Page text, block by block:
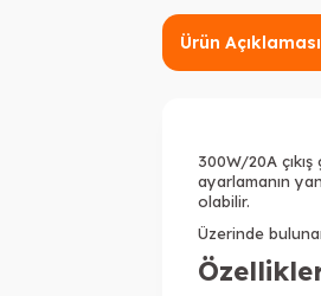
Ürün Açıklaması
300W/20A
ayarlamanın
olabilir.
Üzerinde